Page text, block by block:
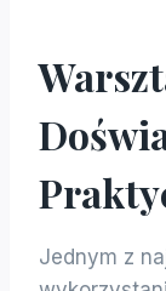
Jednym z